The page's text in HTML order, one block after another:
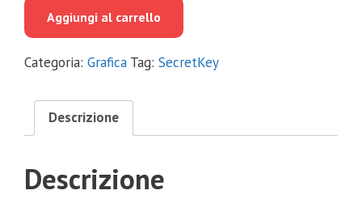
era:
è:
Aggiungi al carrello
Categoria: Grafica Tag: SecretKey
Descrizione
Descrizione